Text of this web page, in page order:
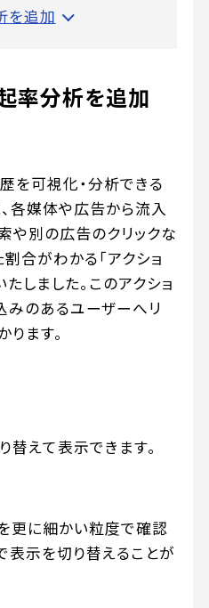
を追加
率分析を追加
を可視化・分析できる
各媒体や広告から流入
や別の広告のクリックな
合がわかる「アクショ
しました。このアクショ
みのあるユーザーへリ
ます。
えて表示できます。
更に細かい粒度で確認
表示を切り替えることが